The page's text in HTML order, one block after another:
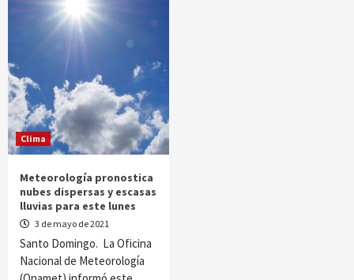
Clima
Meteorología pronostica
nubes dispersas y escasas
lluvias para este lunes
3 de mayo de 2021
Santo Domingo. La Oficina
Nacional de Meteorología